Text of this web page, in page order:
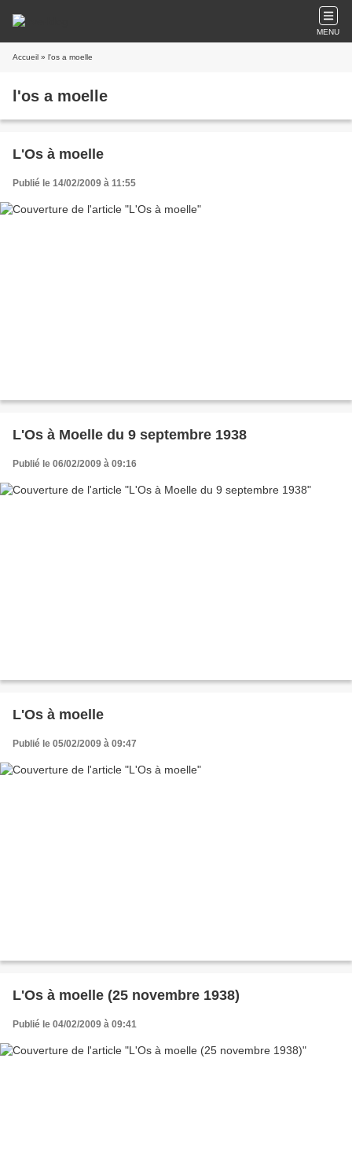
MENU
Accueil » l'os a moelle
l'os a moelle
L'Os à moelle
Publié le 14/02/2009 à 11:55
L'Os à Moelle du 9 septembre 1938
Publié le 06/02/2009 à 09:16
L'Os à moelle
Publié le 05/02/2009 à 09:47
L'Os à moelle (25 novembre 1938)
Publié le 04/02/2009 à 09:41